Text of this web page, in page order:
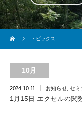
トピックス
10月
2024.10.11 お知らせ セミ
1月15日 エクセルの関